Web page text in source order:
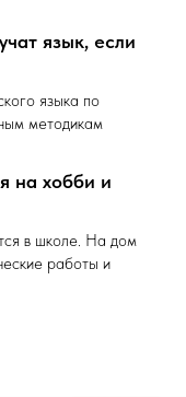
язык, если
языка по
методикам
на хобби и
в школе. На дом
работы и